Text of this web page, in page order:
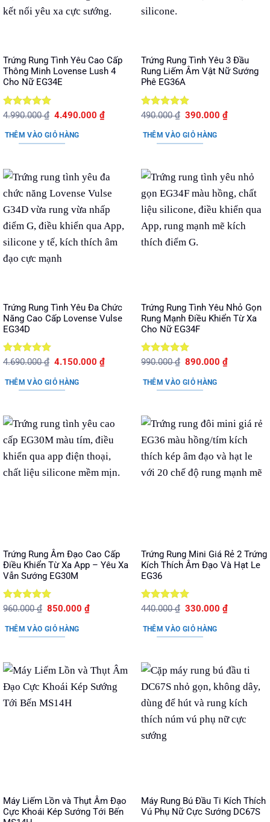
Trứng Rung Tình Yêu Cao Cấp
Thông Minh Lovense Lush 4
Cho Nữ EG34E
Được xếp
sao
4.990.000₫ Giá
là:
4.990.000 ₫.
4.490.000₫Giá
THÊM VÀO GIỎ HÀNG
Trứng Rung Tình Yêu 3 Đầu
Rung Liếm Âm Vật Nữ Sướng
Phê EG36A
Được xếp
sao
490.000₫ Giá
là:
490.000 ₫.
390.000₫Giá
THÊM VÀO GIỎ HÀNG
Trứng Rung Tình Yêu Đa Chức
Năng Cao Cấp Lovense Vulse
EG34D
Được xếp
sao
4.690.000₫ Giá
là:
4.690.000 ₫.
4.150.000₫Giá
THÊM VÀO GIỎ HÀNG
Trứng Rung Tình Yêu Nhỏ Gọn
Rung Mạnh Điều Khiển Từ Xa
Cho Nữ EG34F
Được xếp
sao
990.000₫ Giá
là:
990.000 ₫.
890.000₫Giá
THÊM VÀO GIỎ HÀNG
Trứng Rung Âm Đạo Cao Cấp
Điều Khiển Từ Xa App – Yêu Xa
Vẫn Sướng EG30M
Được xếp
sao
960.000₫ Giá
là:
960.000 ₫.
850.000₫Giá
THÊM VÀO GIỎ HÀNG
Trứng Rung Mini Giá Rẻ 2 Trứng
Kích Thích Âm Đạo Và Hạt Le
EG36
Được xếp
sao
440.000₫ Giá
là:
440.000 ₫.
330.000₫Giá
THÊM VÀO GIỎ HÀNG
Máy Liếm Lồn và Thụt Âm Đạo
Cực Khoái Kép Sướng Tới Bến
Máy Rung Bú Đầu Ti Kích Thích
Vú Phụ Nữ Cực Sướng DC67S